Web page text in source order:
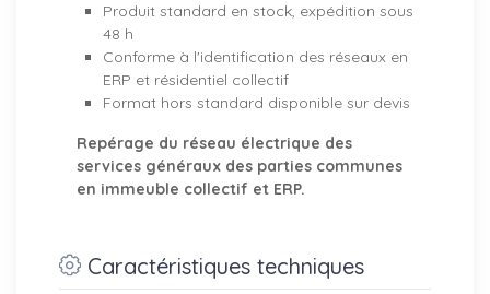
Produit standard en stock, expédition sous
48 h
Conforme à l'identification des réseaux en
ERP et résidentiel collectif
Format hors standard disponible sur devis
Repérage du réseau électrique des
services généraux des parties communes
en immeuble collectif et ERP.
Caractéristiques techniques